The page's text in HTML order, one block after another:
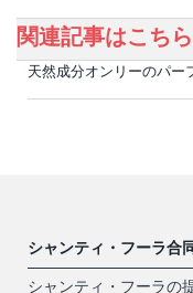
関連記事はこちら
天然成分オンリーのパー
シャンティ・フーラ合
シャンティ・フーラの